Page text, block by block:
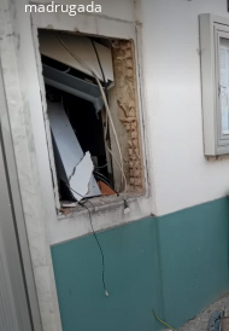
madrugada